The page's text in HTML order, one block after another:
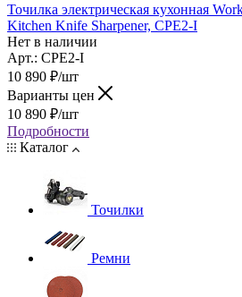
Точилка электрическая кухонная
Kitchen Knife Sharpener, CPE2-I
Нет в наличии
Арт.: CPE2-I
10 890 ₽/шт
Варианты цен
10 890 ₽/шт
Подробности
Каталог
Точилки
Ремни